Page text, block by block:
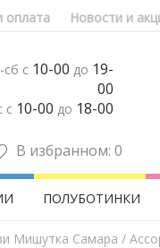
оплата Новости и
сб с 10-00 до 19-
00
с 10-00 до 18-00
В избранном: 0
ПОЛУБОТИНКИ
Мишутка Самара /